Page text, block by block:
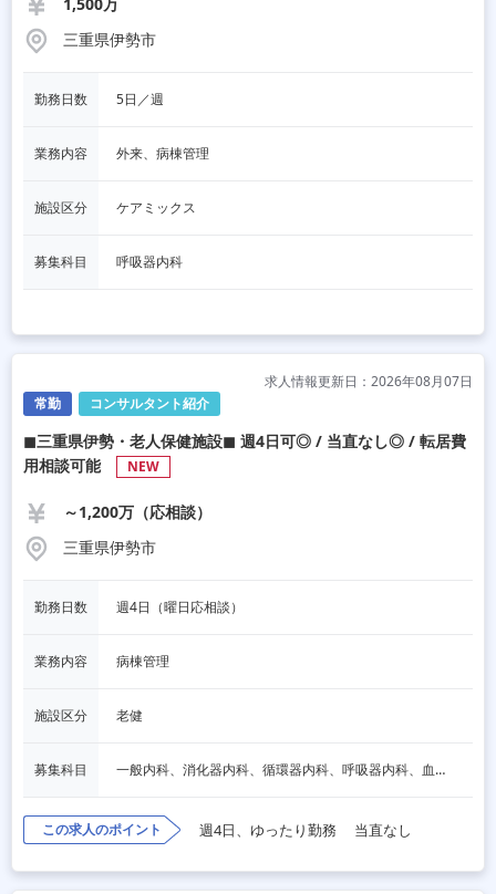
三重県伊勢市
勤務日数 5日／週
業務内容 外来、病棟管理
施設区分 ケアミックス
募集科目 呼吸器内科
常勤 コンサルタント紹介
求人情報更新日：2026年08月07日
◼︎三重県伊勢・老人保健施設◼︎ 週4日可◎ / 当直なし◎ / 転居費
用相談可能
NEW
～1,200万（応相談）
三重県伊勢市
勤務日数 週4日（曜日応相談）
業務内容 病棟管理
施設区分 老健
募集科目 一般内科、消化器内科、循環器内科、呼吸器内科、血液内科、心療内科、脳神経内科、内分泌内科、老人内科、一般外科、消化器外科、心臓外科、呼吸器外科、脳神経外科、整形外科、形成外科、リハビリテーション科、小児科、産婦人科、婦人科、精神科、眼科、耳鼻咽喉科、皮膚科、泌尿器科、放射線科、人工透析、麻酔科、美容外科、人間ドック・検診、その他
この求人のポイント 週4日、ゆったり勤務 当直なし